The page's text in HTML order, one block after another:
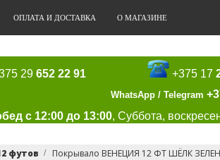
ОПЛАТА И ДОСТАВКА О МАГАЗИНЕ
29 652 22 91 +375 17
WhatsApp / Telegram
с 12:00 до 13:00, Суббота,
футов Покрывало ВЕНЕЦИЯ 12 ФТ ШЁЛК